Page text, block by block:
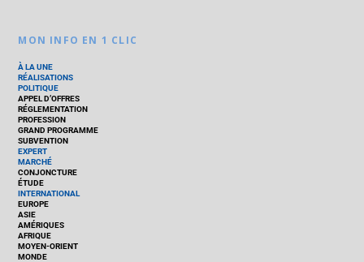
MON INFO EN 1 CLIC
À LA UNE
RÉALISATIONS
POLITIQUE
APPEL D’OFFRES
RÉGLEMENTATION
PROFESSION
GRAND PROGRAMME
SUBVENTION
EXPERT
MARCHÉ
CONJONCTURE
ÉTUDE
INTERNATIONAL
EUROPE
ASIE
AMÉRIQUES
AFRIQUE
MOYEN-ORIENT
MONDE